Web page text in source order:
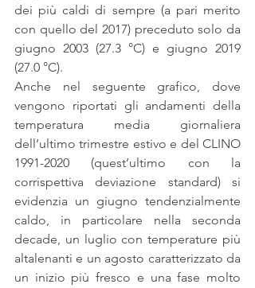
dei più caldi di sempre (a pari merito
con quello del 2017) preceduto solo da
giugno 2003 (27.3 °C) e giugno 2019
(27.0 °C).
Anche nel seguente grafico, dove
vengono riportati gli andamenti della
temperatura media giornaliera
dell’ultimo trimestre estivo e del CLINO
1991-2020 (quest’ultimo con la
corrispettiva deviazione standard) si
evidenzia un giugno tendenzialmente
caldo, in particolare nella seconda
decade, un luglio con temperature più
altalenanti e un agosto caratterizzato da
un inizio più fresco e una fase molto